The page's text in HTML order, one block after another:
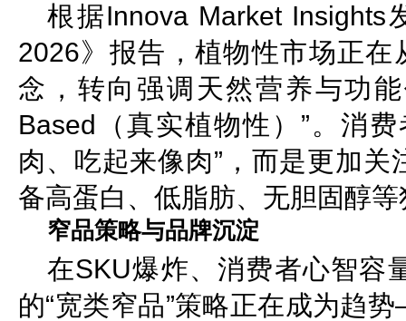
根据Innova Market Insights
2026》报告，植物性市场正在
念，转向强调天然营养与功能
Based（真实植物性）”。消
肉、吃起来像肉”，而是更加
备高蛋白、低脂肪、无胆固醇
窄品策略与品牌沉淀
在SKU爆炸、消费者心智容
的“宽类窄品”策略正在成为趋